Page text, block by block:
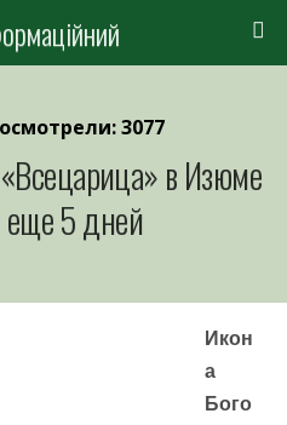
3077
в Изюме
еще 5 дней
Икон
а
Бого